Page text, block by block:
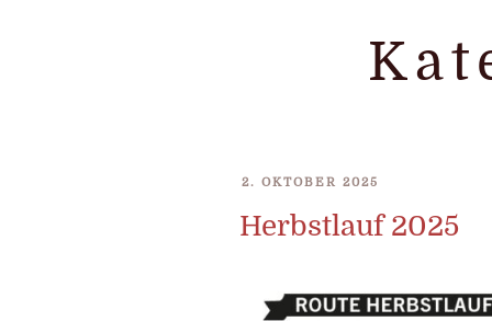
VERÖFFENTLICHT
2. OKTOBER 2025
Herbstlauf 2025